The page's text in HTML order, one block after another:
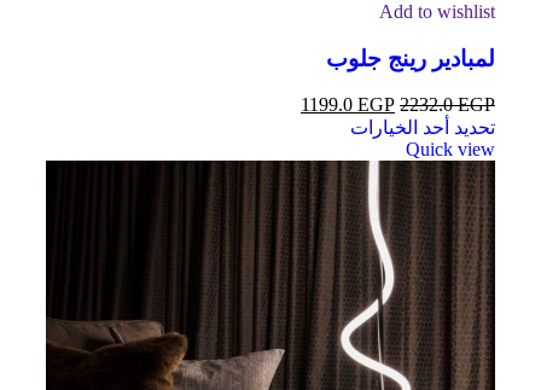
Add to wishlist
لمبادير رينج جلوب
2232.0EGP
1199.0 EGP
تحديد أحد الخيارات
Quick view